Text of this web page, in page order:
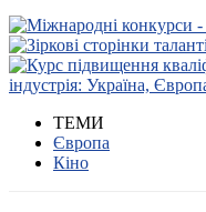
ТЕМИ
Європа
Кіно